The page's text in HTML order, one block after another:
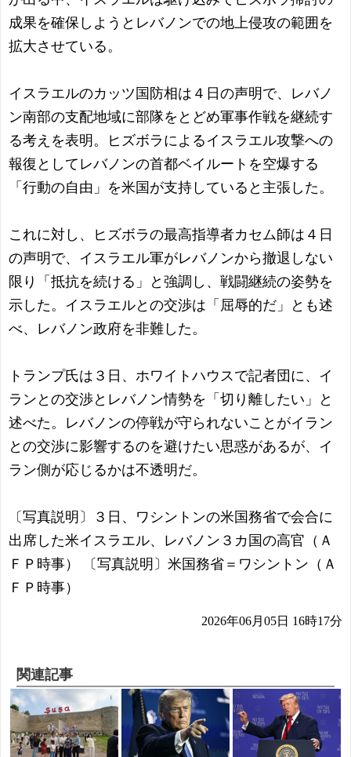
成果を確保しようとレバノンでの地上侵攻の範囲を
拡大させている。
イスラエルのカッツ国防相は４日の声明で、レバノ
ン南部の支配地域に部隊をとどめ軍事作戦を継続す
る考えを表明。ヒズボラによるイスラエル攻撃への
報復としてレバノンの首都ベイルートを空爆する
「行動の自由」を米国が支持していると主張した。
これに対し、ヒズボラの最高指導者カセム師は４日
の声明で、イスラエル軍がレバノンから撤退しない
限り「抵抗を続ける」と強調し、戦闘継続の姿勢を
示した。イスラエルとの交渉は「屈辱的だ」とも述
べ、レバノン政府を非難した。
トランプ氏は３日、ホワイトハウスで記者団に、イ
ランとの交渉とレバノン情勢を「切り離したい」と
述べた。レバノンの停戦が守られないことがイラン
との交渉に影響するのを避けたい思惑があるが、イ
ラン側が応じるかは不透明だ。
〔写真説明〕３日、ワシントンの米国務省で会合に
出席した米イスラエル、レバノン３カ国の高官（Ａ
ＦＰ時事） 〔写真説明〕米国務省＝ワシントン（Ａ
ＦＰ時事）
2026年06月05日 16時17分
関連記事